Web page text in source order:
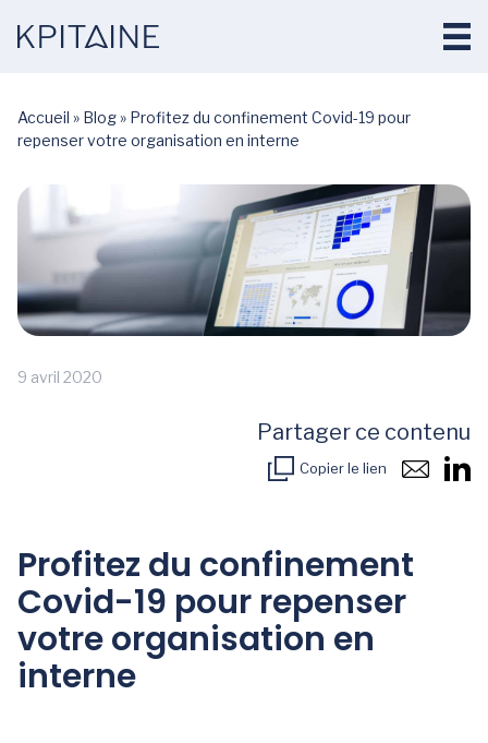
Accueil » Blog» Profitez du confinement Covid-19 pour
repenser votre organisation en interne
9 avril 2020
Partager ce contenu
Copier le lien
Profitez du confinement
Covid-19 pour repenser
votre organisation en
interne